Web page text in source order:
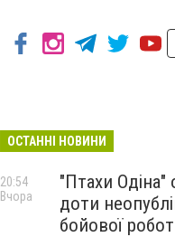
ОСТАННІ НОВИНИ
"Птахи
доти
бойової
20:54
Вчора